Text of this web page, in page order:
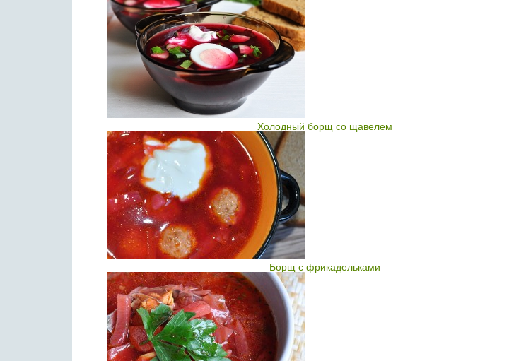
Холодный борщ со щавелем
Борщ с фрикадельками